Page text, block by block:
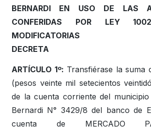
BERNARDI EN USO DE LAS
CONFERIDAS POR LEY
MODIFICATORIAS
DECRETA
ARTÍCULO 1º: Transfiérase la suma
(pesos veinte mil setecientos
de la cuenta corriente del
Bernardi N° 3429/8 del banco de
cuenta de MERCADO